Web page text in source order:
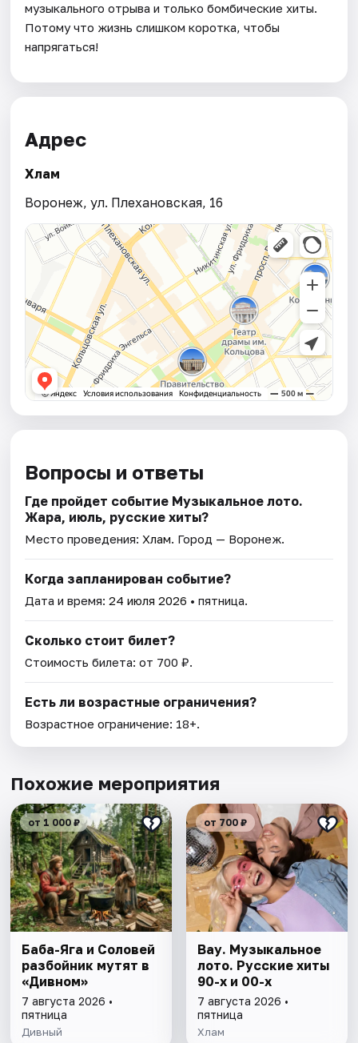
музыкального отрыва и только бомбические хиты.
Потому что жизнь слишком коротка, чтобы
напрягаться!
Адрес
Хлам
Воронеж, ул. Плехановская, 16
Вопросы и ответы
Где пройдет событие Музыкальное лото.
Жара, июль, русские хиты?
Место проведения:Хлам. Город — Воронеж.
Когда запланирован событие?
Дата и время:24 июля 2026 • пятница.
Сколько стоит билет?
Стоимость билета: от 700 ₽.
Есть ли возрастные ограничения?
Возрастное ограничение: 18+.
Похожие мероприятия
от 1 000 ₽
Баба-Яга и Соловей
разбойник мутят в
«Дивном»
7 августа 2026 •
пятница
Дивный
от 700 ₽
Вау. Музыкальное
лото. Русские хиты
90-х и 00-х
7 августа 2026 •
пятница
Хлам